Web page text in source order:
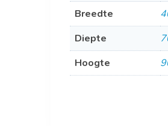
Breedte
Diepte
Hoogte